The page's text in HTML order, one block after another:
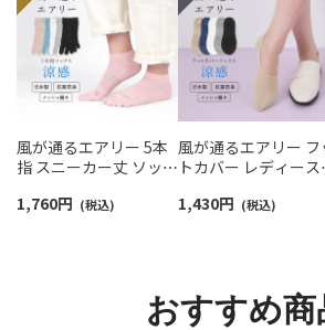
風が通るエアリー 5本
指 スニーカー丈 ソック
抗菌防臭 NAIGAI
1,760円 (税込)
風が通るエアリー フ
トカバー レディース
03022420
1,430円 (税込)
おすすめ商